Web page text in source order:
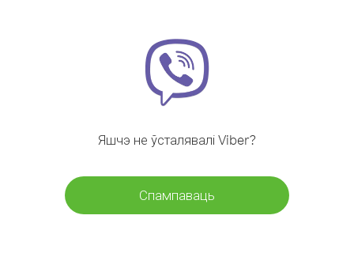
Яшчэ не ўсталявалі Viber?
Спампаваць